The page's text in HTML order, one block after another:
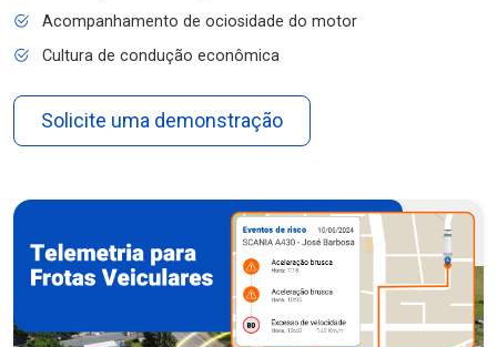
Acompanhamento de ociosidade do motor
Cultura de condução econômica
Solicite uma demonstração